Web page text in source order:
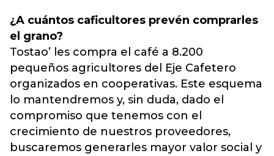
¿A cuántos caficultores prevén comprarles
el grano?
Tostao’ les compra el café a 8.200
pequeños agricultores del Eje Cafetero
organizados en cooperativas. Este esquema
lo mantendremos y, sin duda, dado el
compromiso que tenemos con el
crecimiento de nuestros proveedores,
buscaremos generarles mayor valor social y